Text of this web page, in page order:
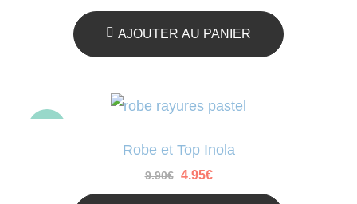
était :
9.90€.
est :
4.95€.
AJOUTER AU PANIER
Robe et Top Inola
9.90€ Le
4.95€Le